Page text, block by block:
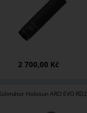
2 700,00 Kč
Holosun ARO EVO RD2